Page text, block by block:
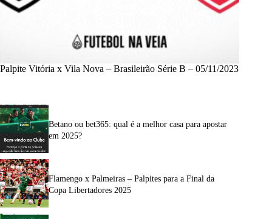
Palpite Vitória x Vila Nova – Brasileirão Série B – 05/11/2023
Betano ou bet365: qual é a melhor casa para apostar
em 2025?
Flamengo x Palmeiras – Palpites para a Final da
Copa Libertadores 2025